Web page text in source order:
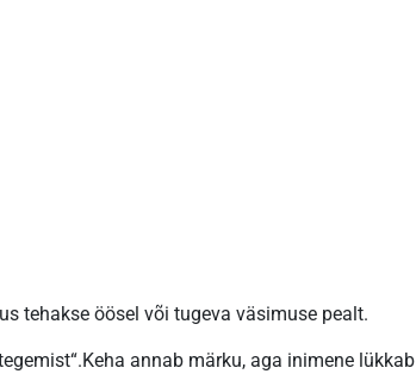
tehakse öösel või tugeva väsimuse pealt.
Keha annab märku, aga inimene lükkab